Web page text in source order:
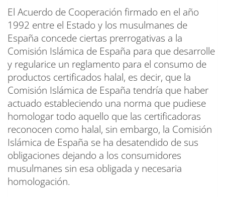
El Acuerdo de Cooperación firmado en el año
1992 entre el Estado y los musulmanes de
España concede ciertas prerrogativas a la
Comisión Islámica de España para que desarrolle
y regularice un reglamento para el consumo de
productos certificados halal, es decir, que la
Comisión Islámica de España tendría que haber
actuado estableciendo una norma que pudiese
homologar todo aquello que las certificadoras
reconocen como halal, sin embargo, la Comisión
Islámica de España se ha desatendido de sus
obligaciones dejando a los consumidores
musulmanes sin esa obligada y necesaria
homologación.